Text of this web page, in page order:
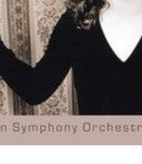
view